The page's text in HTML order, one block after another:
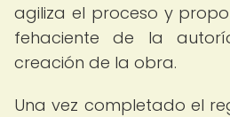
agiliza el proceso y
fehaciente de la
creación de la obra.
Una vez completado el